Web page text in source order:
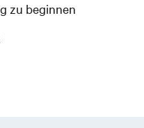
zu beginnen